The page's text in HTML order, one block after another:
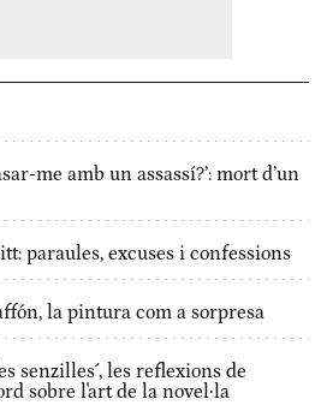
me amb un assassí?’: mort d’un
paraules, excuses i confessions
la pintura com a sorpresa
senzilles´, les reflexions de
sobre l'art de la novel·la